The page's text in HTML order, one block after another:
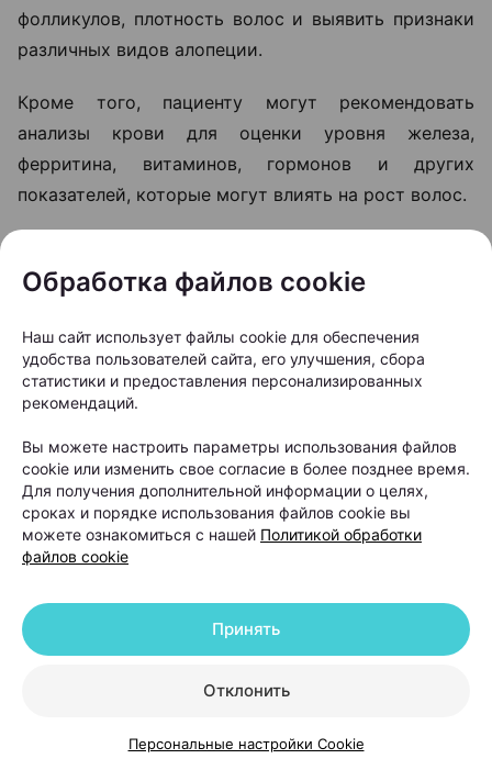
фолликулов, плотность волос и выявить признаки
различных видов алопеции.
Кроме того, пациенту могут рекомендовать
анализы крови для оценки уровня железа,
ферритина, витаминов, гормонов и других
показателей, которые могут влиять на рост волос.
процедуры. Иногда проблему удается
решить с помощью коррекции
дефицитов, лечения сопутствующих
заболеваний или медикаментозной
терапии. Поэтому план лечения всегда
составляется индивидуально после
обследования», —отмечает Ольга
Кудаленкина.
месяцы на эксперименты с косметическими
средствами, а сначала выяснить причину
многом зависит и эффективность дальнейшего
Обработка файлов cookie
Наш сайт использует файлы cookie для обеспечения
удобства пользователей сайта, его улучшения, сбора
статистики и предоставления персонализированных
рекомендаций.
Вы можете настроить параметры использования файлов
cookie или изменить свое согласие в более позднее время.
Для получения дополнительной информации о целях,
сроках и порядке использования файлов cookie вы
можете ознакомиться с нашей Политикой обработки
файлов cookie
Отклонить
Принять
Персональные настройки Cookie